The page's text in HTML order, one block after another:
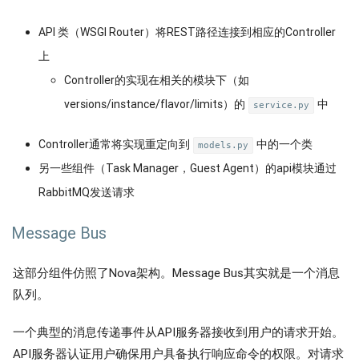
API 类（WSGI Router）将REST路径连接到相应的Controller
上
Controller的实现在相关的模块下（如
versions/instance/flavor/limits）的
service.py 中
Controller通常将实现重定向到 models.py
中的一个类
另一些组件（Task Manager，Guest Agent）的api模块通过
RabbitMQ发送请求
Message Bus
这部分组件仿照了Nova架构。Message Bus其实就是一个消息
队列。
一个典型的消息传递事件从API服务器接收到用户的请求开始。
API服务器认证用户确保用户具备执行响应命令的权限。对请求